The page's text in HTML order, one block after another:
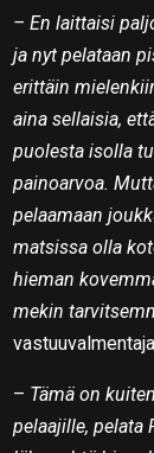
– En laittaisi
ja nyt pelataan
erittäin
aina sellaisia,
puolesta isolla
painoarvoa.
pelaamaan
matsissa olla
hieman
mekin
– Tämä on
pelaajille, pelata